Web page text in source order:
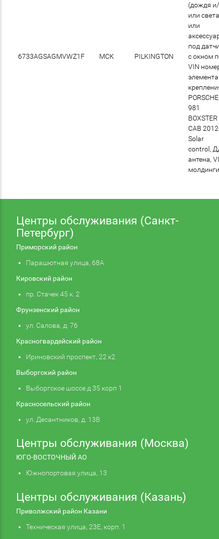
6733AGSAGMVWZ1F МСК PILKINGTON
(дождя
или
или
под
с окном
VIN
PORSCHE
981
BOXSTER
CAB
Solar
control,
антена,
Центры обслуживания (Санкт-
Петербург)
Приморский район
Парашютная улица, 68А
Кировский район
пр. Стачек 45 к. 2
Фрунзенский район
ул. Салова, д. 76
Красногвардейский район
Ириновский проспект, 22 к2
Выборгский район
Выборгское шоссе д 35 корп 1
Красносельский район
ул. Десантников, д. 13В
Центры обслуживания (Москва)
ЮГО-ВОСТОЧНЫЙ АО
Южнопортовая улица, 13
Центры обслуживания (Казань)
Приволжский район Казани
Техническая улица, 23Е, корп. 1